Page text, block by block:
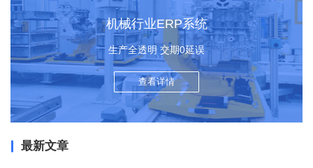
机械行业ERP系统
生产全透明 交期0延误
查看详情
最新文章